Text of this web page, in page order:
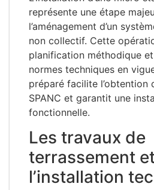
représente une étape
l’aménagement d’un
non collectif. Cette
planification méthodique
normes techniques en
préparé facilite l’obtention
SPANC et garantit une
fonctionnelle.
Les travaux de
terrassement
l’installation